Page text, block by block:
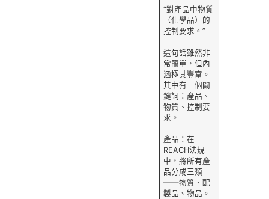
“對產品中物質
（化學品）的
控制要求。”
這句話雖然非
常簡單，但內
涵極其豐富。
其中有三個關
鍵詞：產品、
物質、控制要
求。
產品：在
REACH法規
中，將所有產
品分成三類
——物質、配
製品、物品。